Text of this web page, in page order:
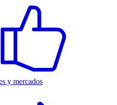
y mercados